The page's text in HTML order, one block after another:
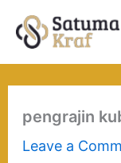
pengrajin
Leave a